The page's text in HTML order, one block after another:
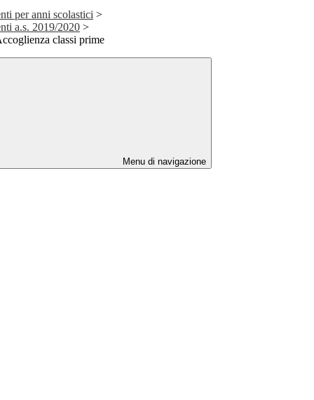
per anni scolastici >
a.s. 2019/2020 >
classi prime
Menu di navigazione